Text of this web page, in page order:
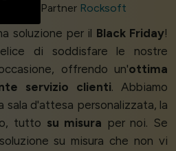
Partner Rocksoft
soluzione per il Black Friday!
di soddisfare le nostre
offrendo un'ottima
servizio clienti. Abbiamo
sala d'attesa personalizzata, la
tutto su misura per noi. Se
su misura che non vi